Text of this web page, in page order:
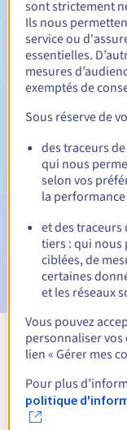
Période de
Notifications
Emails
date d'échéance
E-mail le jour de
E-mail après la
notification de la
sont strictement
Ils nous
service ou
essentielles.
mesures
exemptés de
Sous réserve de
des traceurs
qui nous
selon vos
la
et des traceurs
tiers : qui
ciblées, de
certaines
et les réseaux
Vous pouvez
personnaliser
lien « Gérer mes
Pour plus
politique